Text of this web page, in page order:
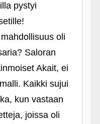
pystyi
oli
Saloran
Akait, ei
Kaikki sujui
kun vastaan
joissa oli